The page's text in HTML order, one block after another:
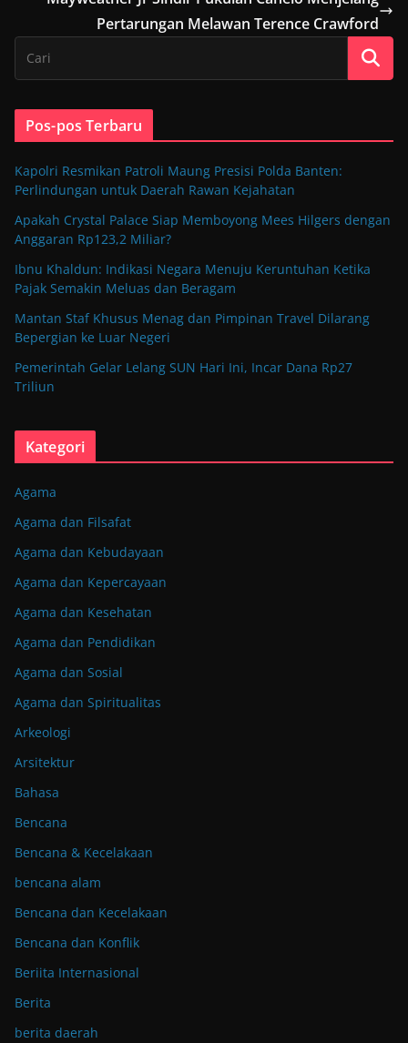
Pertarungan Melawan Terence Crawford
Pos-pos Terbaru
Kapolri Resmikan Patroli Maung Presisi Polda Banten:
Perlindungan untuk Daerah Rawan Kejahatan
Apakah Crystal Palace Siap Memboyong Mees Hilgers dengan
Anggaran Rp123,2 Miliar?
Ibnu Khaldun: Indikasi Negara Menuju Keruntuhan Ketika
Pajak Semakin Meluas dan Beragam
Mantan Staf Khusus Menag dan Pimpinan Travel Dilarang
Bepergian ke Luar Negeri
Pemerintah Gelar Lelang SUN Hari Ini, Incar Dana Rp27
Triliun
Kategori
Agama
Agama dan Filsafat
Agama dan Kebudayaan
Agama dan Kepercayaan
Agama dan Kesehatan
Agama dan Pendidikan
Agama dan Sosial
Agama dan Spiritualitas
Arkeologi
Arsitektur
Bahasa
Bencana
Bencana & Kecelakaan
bencana alam
Bencana dan Kecelakaan
Bencana dan Konflik
Beriita Internasional
Berita
berita daerah